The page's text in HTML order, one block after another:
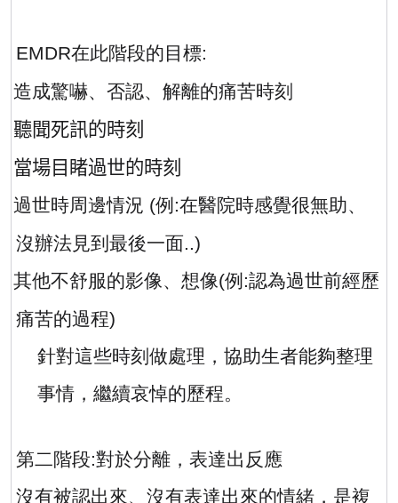
EMDR在此階段的目標:
造成驚嚇、否認、解離的痛苦時刻
聽聞死訊的時刻
當場目睹過世的時刻
過世時周邊情況 (例 :在醫院時感覺很無助、
沒辦法見到最後一面..)
其他不舒服的影像、想像(例 :認為過世前經歷
痛苦的過程)
針對這些時刻做處理，協助生者能夠整理
事情，繼續哀悼的歷程。
第二階段:對於分離，表達出反應
沒有被認出來、沒有表達出來的情緒，是複